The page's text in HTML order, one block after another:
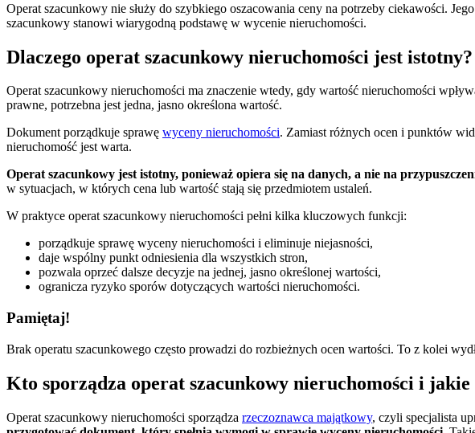
Operat szacunkowy nie służy do szybkiego oszacowania ceny na potrzeby ciekawości.
szacunkowy stanowi wiarygodną podstawę w wycenie nieruchomości.
Dlaczego operat szacunkowy nieruchomości jest istotny?
Operat szacunkowy nieruchomości ma znaczenie wtedy, gdy wartość nieruchomości
prawne, potrzebna jest jedna, jasno określona wartość.
Dokument porządkuje sprawę wyceny nieruchomości. Zamiast różnych ocen i punktów
nieruchomość jest warta.
Operat szacunkowy jest istotny, ponieważ opiera się na danych, a nie na
w sytuacjach, w których cena lub wartość stają się przedmiotem ustaleń.
W praktyce operat szacunkowy nieruchomości pełni kilka kluczowych funkcji:
porządkuje sprawę wyceny nieruchomości i eliminuje niejasności,
daje wspólny punkt odniesienia dla wszystkich stron,
pozwala oprzeć dalsze decyzje na jednej, jasno określonej wartości,
ogranicza ryzyko sporów dotyczących wartości nieruchomości.
Pamiętaj!
Brak operatu szacunkowego często prowadzi do rozbieżnych ocen wartości. To z kolei
Kto sporządza operat szacunkowy nieruchomości i
Operat szacunkowy nieruchomości sporządza rzeczoznawca majątkowy, czyli specjalista